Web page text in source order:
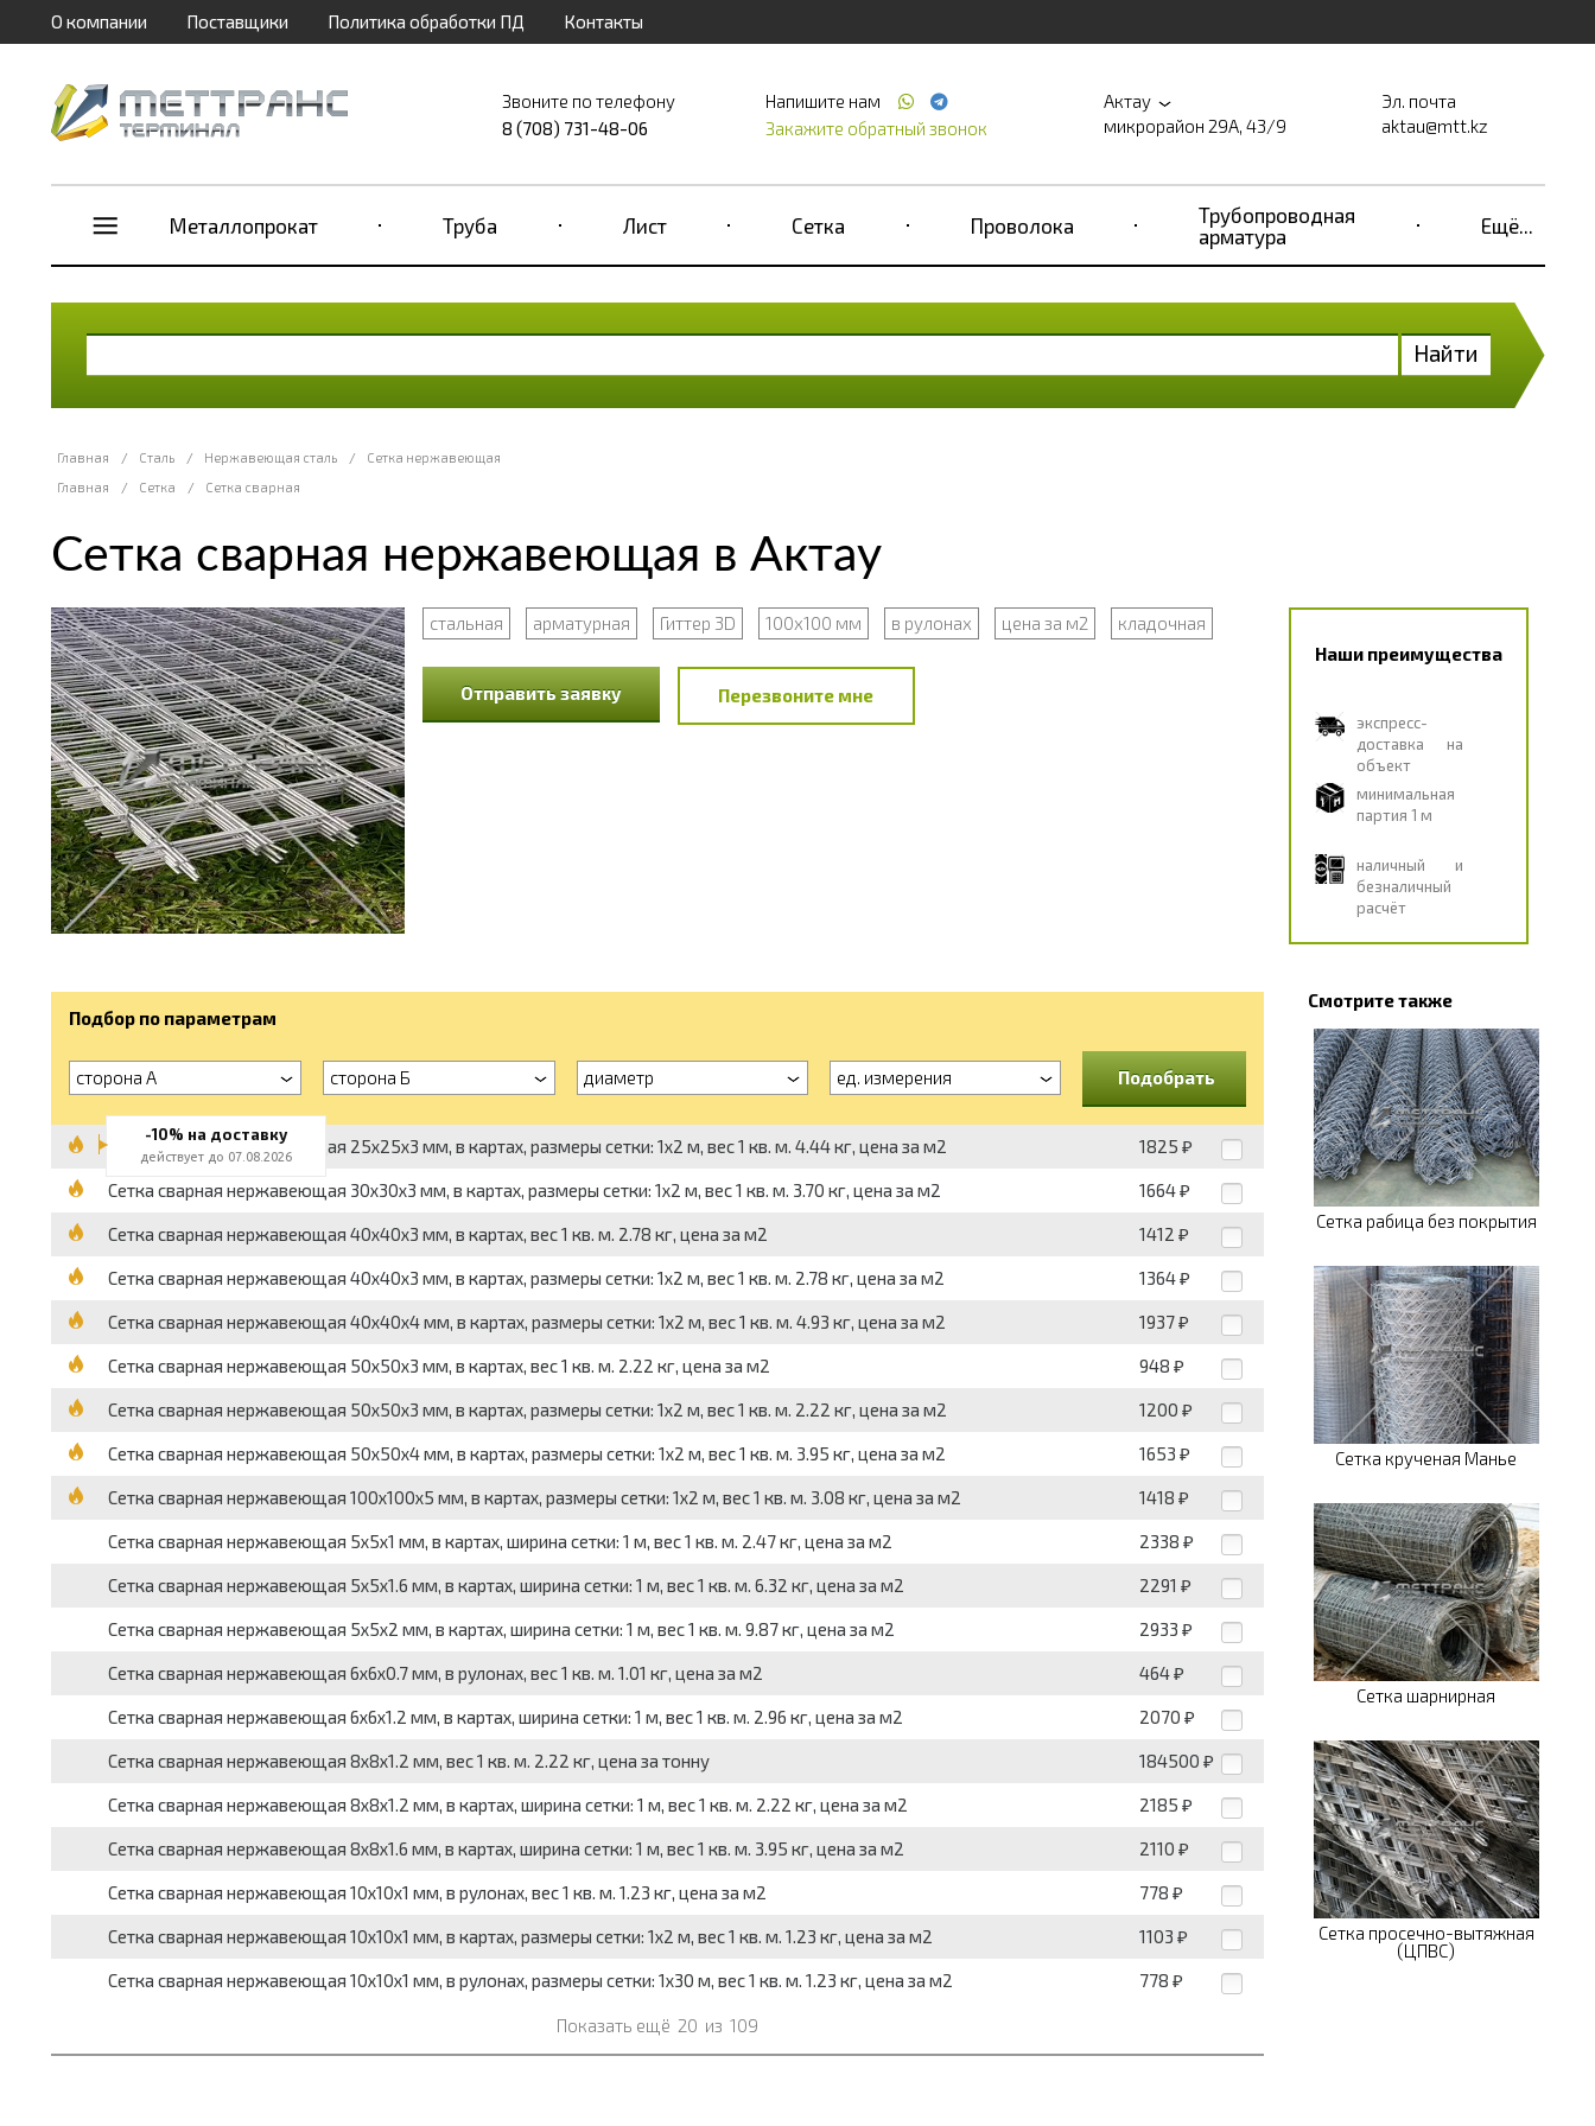
О компании Поставщики Политика обработки ПД Контакты
Звоните по телефону
8 (708) 731-48-06
Напишите нам
Закажите обратный звонок
Актау
микрорайон 29А, 43/9
Эл. почта
aktau@mtt.kz
Металлопрокат Труба Лист Сетка Проволока
Трубопроводная
арматура
Ещё...
Найти
Главная / Сталь / Нержавеющая сталь /
Сетка нержавеющая
Главная
/ Сетка / Сетка сварная
Сетка сварная нержавеющая в Актау
стальная арматурная Гиттер 3D 100x100 мм в рулонах цена за м2 кладочная
Отправить заявку Перезвоните мне
Наши преимущества
экспресс-
доставка на
объект
минимальная
партия 1 м
наличный и
безналичный
расчёт
Подбор по параметрам
сторона А сторона Б диаметр ед. измерения Подобрать
Сетка сварная нержавеющая 25x25x3 мм, в картах, размеры сетки: 1x2 м, вес 1 кв. м. 4.44 кг, цена за м2 1825 ₽
Сетка сварная нержавеющая 30x30x3 мм, в картах, размеры сетки: 1x2 м, вес 1 кв. м. 3.70 кг, цена за м2 1664 ₽
Сетка сварная нержавеющая 40x40x3 мм, в картах, вес 1 кв. м. 2.78 кг, цена за м2 1412 ₽
Сетка сварная нержавеющая 40x40x3 мм, в картах, размеры сетки: 1x2 м, вес 1 кв. м. 2.78 кг, цена за м2 1364 ₽
Сетка сварная нержавеющая 40x40x4 мм, в картах, размеры сетки: 1x2 м, вес 1 кв. м. 4.93 кг, цена за м2 1937 ₽
Сетка сварная нержавеющая 50x50x3 мм, в картах, вес 1 кв. м. 2.22 кг, цена за м2 948 ₽
Сетка сварная нержавеющая 50x50x3 мм, в картах, размеры сетки: 1x2 м, вес 1 кв. м. 2.22 кг, цена за м2 1200 ₽
Сетка сварная нержавеющая 50x50x4 мм, в картах, размеры сетки: 1x2 м, вес 1 кв. м. 3.95 кг, цена за м2 1653 ₽
Сетка сварная нержавеющая 100x100x5 мм, в картах, размеры сетки: 1x2 м, вес 1 кв. м. 3.08 кг, цена за м2 1418 ₽
Сетка сварная нержавеющая 5x5x1 мм, в картах, ширина сетки: 1 м, вес 1 кв. м. 2.47 кг, цена за м2 2338 ₽
Сетка сварная нержавеющая 5x5x1.6 мм, в картах, ширина сетки: 1 м, вес 1 кв. м. 6.32 кг, цена за м2 2291 ₽
Сетка сварная нержавеющая 5x5x2 мм, в картах, ширина сетки: 1 м, вес 1 кв. м. 9.87 кг, цена за м2 2933 ₽
Сетка сварная нержавеющая 6x6x0.7 мм, в рулонах, вес 1 кв. м. 1.01 кг, цена за м2 464 ₽
Сетка сварная нержавеющая 6x6x1.2 мм, в картах, ширина сетки: 1 м, вес 1 кв. м. 2.96 кг, цена за м2 2070 ₽
Сетка сварная нержавеющая 8x8x1.2 мм, вес 1 кв. м. 2.22 кг, цена за тонну 184500 ₽
Сетка сварная нержавеющая 8x8x1.2 мм, в картах, ширина сетки: 1 м, вес 1 кв. м. 2.22 кг, цена за м2 2185 ₽
Сетка сварная нержавеющая 8x8x1.6 мм, в картах, ширина сетки: 1 м, вес 1 кв. м. 3.95 кг, цена за м2 2110 ₽
Сетка сварная нержавеющая 10x10x1 мм, в рулонах, вес 1 кв. м. 1.23 кг, цена за м2 778 ₽
Сетка сварная нержавеющая 10x10x1 мм, в картах, размеры сетки: 1x2 м, вес 1 кв. м. 1.23 кг, цена за м2 1103 ₽
Сетка сварная нержавеющая 10x10x1 мм, в рулонах, размеры сетки: 1x30 м, вес 1 кв. м. 1.23 кг, цена за м2 778 ₽
Показать ещё 20 из 109
Смотрите также
Сетка рабица без покрытия
Сетка крученая Манье
Сетка шарнирная
Сетка просечно-вытяжная
(ЦПВС)
-10% на доставку
действует до 07.08.2026